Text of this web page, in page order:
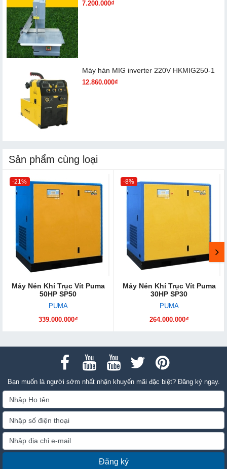
7.200.000₫
Máy hàn MIG inverter 220V HKMIG250-1
12.860.000₫
Sản phẩm cùng loại
-21%
Máy Nén Khí Trục Vít Puma
50HP SP50
PUMA
339.000.000₫
-8%
Máy Nén Khí Trục Vít Puma
30HP SP30
PUMA
264.000.000₫
Bạn muốn là người sớm nhất nhận khuyến mãi đặc biệt? Đăng ký ngay.
Đăng ký